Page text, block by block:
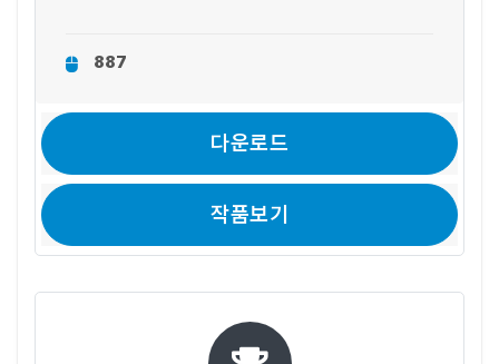
887
다운로드
작품보기